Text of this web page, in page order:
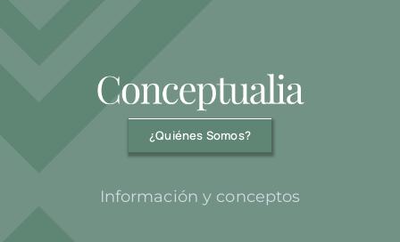
¿Quiénes Somos?
Información y conceptos